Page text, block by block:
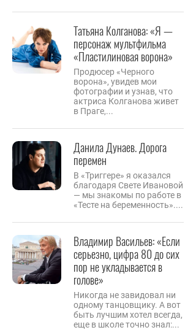
Татьяна Колганова: «Я —
персонаж мультфильма
«Пластилиновая ворона»
Продюсер «Черного
ворона», увидев мои
фотографии и узнав, что
актриса Колганова живет
в Праге,...
Данила Дунаев. Дорога
перемен
В «Триггере» я оказался
благодаря Свете Ивановой
— мы знакомы по работе в
«Тесте на беременность»....
Владимир Васильев: «Если
серьезно, цифра 80 до сих
пор не укладывается в
голове»
Никогда не завидовал ни
одному танцовщику. А вот
быть лучшим хотел всегда,
еще в школе точно знал:...